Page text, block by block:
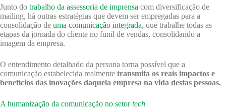
Junto do trabalho da assessoria de imprensa com diversificação de
mailing, há outras estratégias que devem ser empregadas para a
consolidação de uma comunicação integrada, que trabalhe todas as
etapas da jornada do cliente no funil de vendas, consolidando a
imagem da empresa.
O entendimento detalhado da persona torna possível que a
comunicação estabelecida realmente transmita os reais impactos e
benefícios das inovações daquela empresa na vida destas pessoas.
A humanização da comunicação no setortech